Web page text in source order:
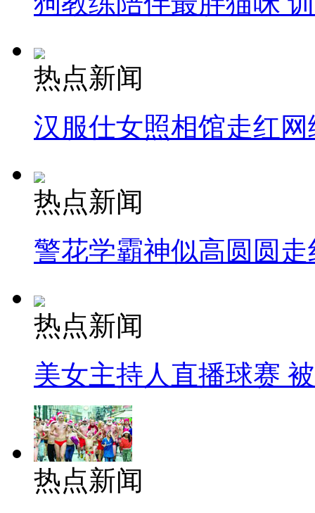
热点新闻
汉服仕女照相馆走红网
热点新闻
警花学霸神似高圆圆走
热点新闻
美女主持人直播球赛
热点新闻